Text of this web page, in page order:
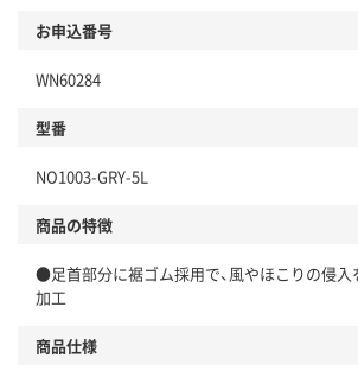
お申込番号
WN60284
型番
NO1003-GRY-5L
商品の特徴
●足首部分に裾ゴム採用で、風やほこりの侵
加工
商品仕様